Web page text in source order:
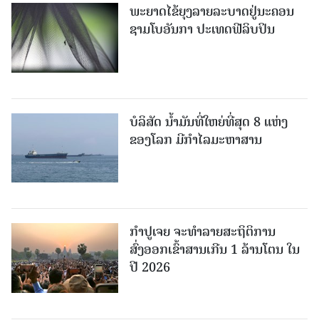
ພະຍາດໄຂ້ຍຸງລາຍລະບາດຢູ່ນະຄອນ
ຊາມໂບ​ອັນກາ ປະເທດຟີລິບປິນ
ບໍລິສັດ ນ້ຳມັນທີ່ໃຫຍ່ທີ່ສຸດ 8 ແຫ່ງ
ຂອງໂລກ ມີກຳໄລມະຫາສານ
ກຳປູເຈຍ ຈະທຳລາຍສະຖິຕິການ
ສົ່ງອອກເຂົ້າສານເກີນ 1 ລ້ານໂຕນ ໃນ
ປີ 2026